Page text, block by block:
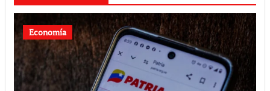
Economía